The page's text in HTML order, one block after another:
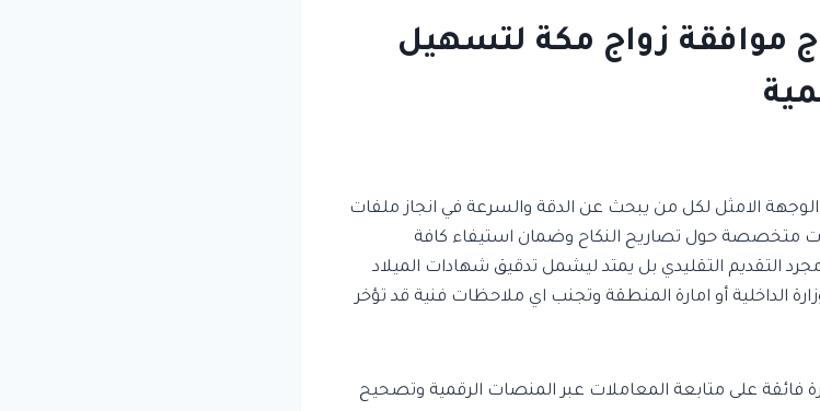
موافقة زواج مكة لتسهيل
الوجهة الامثل لكل من يبحث عن الدقة والسرعة في انجاز ملفات
متخصصة حول تصاريح النكاح وضمان استيفاء كافة
مجرد التقديم التقليدي بل يمتد ليشمل تدقيق شهادات الميلاد
الداخلية أو امارة المنطقة وتجنب اي ملاحظات فنية قد تؤخر
فائقة على متابعة المعاملات عبر المنصات الرقمية وتصحيح